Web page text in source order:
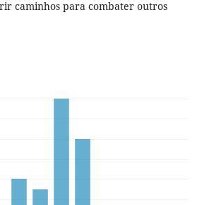
caminhos para combater outros